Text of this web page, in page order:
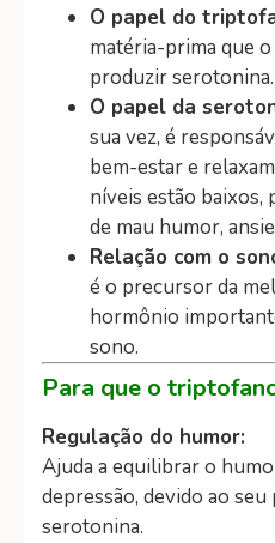
O papel do
matéria-prima que
produzir serotonina.
O papel da
sua vez, é
bem-estar e
níveis estão baixos,
de mau humor,
Relação com o
é o precursor da
hormônio
sono.
Para que o
Regulação do humor:
Ajuda a equilibrar o
depressão, devido ao
serotonina.